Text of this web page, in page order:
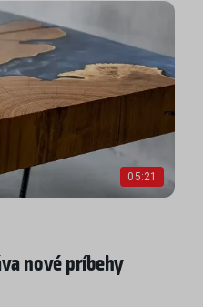
05:21
nové príbehy